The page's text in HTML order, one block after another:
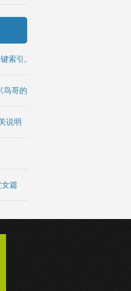
索引,联合索引(顺序)
哥的Linux》
说明
篇